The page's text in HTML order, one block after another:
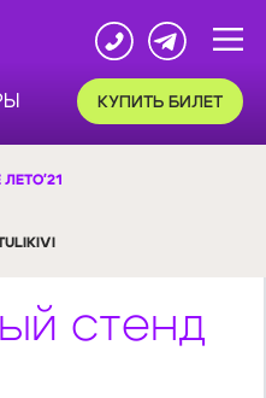
КУПИТЬ БИЛЕТ
ЛЕТО'21
стенд